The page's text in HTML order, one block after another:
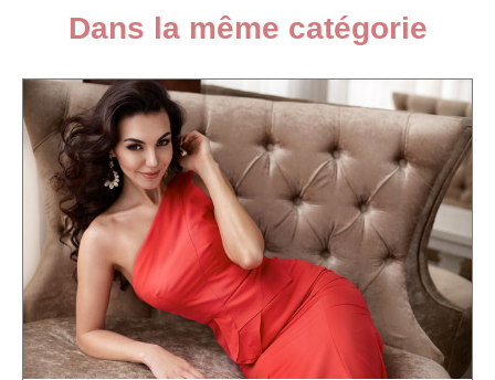
Dans la même catégorie